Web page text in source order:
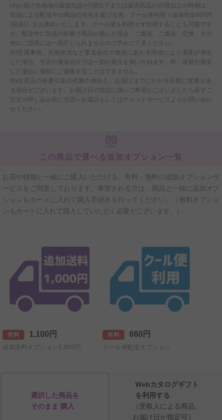
(4)お届け先地域の最低気温が0度以下または最高気温が30度以上の時期は、
気温による配送中の商品の劣化を避ける為、クール便利用（追加代金600円
(税抜)）をお薦めいたします。クール便を利用せず出荷することも可能です
が、配送中に気温の影響で商品が傷んだ場合、ご返品、ご返金、交換、その
他のご請求には一切応じられませんので予めご了承ください。
(5)交通事情、天候状況など運送会社の免責にあたる理由により遅延が発生
した場合、当店や運送会社では一切の責任を負いかねます。尚、遅延が発生
した場合に個別にご連絡することはできません。
(6)出荷元の休業や花の在庫の都合上、お届けまでにかかる日数に変更があ
る場合がございます。お届け日の指定に強いご希望がございましたら必ずご
注文の申し込み前に当店へお電話もしくはチャットサービスよりお問い合わ
せください。
この商品で選べる追加オプション一覧
お花や植物と一緒にご購入いただける、有料・無料の追加オプションサ
ービスをご用意しております。希望される方は、商品と一緒に追加オプ
ションもカートに入れて購入手続きを行ってください。（無料オプショ
ンもカートに入れて購入していただく必要がございます。）
有料 1,100円
追加送料オプション1,000円
有料 660円
クール便配送オプション
選択した商品を
そのまま 購入
Webカタログギフト
を利用する
（受取人による商品、
お届け日が指定可）